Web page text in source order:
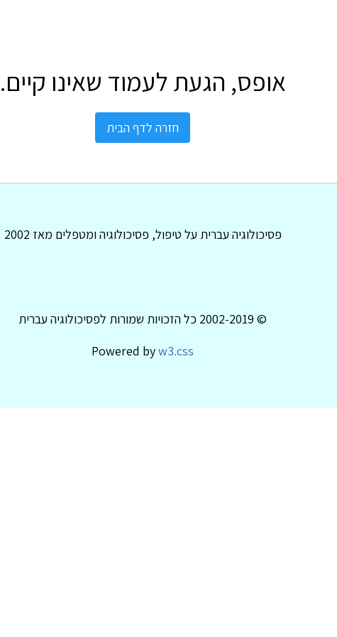
אופס, הגעת לעמוד שאינו קיים.
חזרה לדף הבית
פסיכולוגיה עברית על טיפול, פסיכולוגיה ומטפלים מאז 2002
© 2002-2019 כל הזכויות שמורות לפסיכולוגיה עברית
Powered byw3.css